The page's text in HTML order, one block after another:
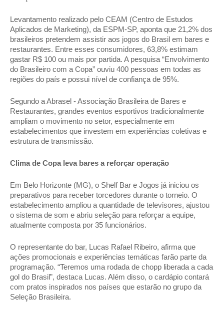
Levantamento realizado pelo CEAM (Centro de Estudos
Aplicados de Marketing), da ESPM-SP, aponta que 21,2% dos
brasileiros pretendem assistir aos jogos do Brasil em bares e
restaurantes. Entre esses consumidores, 63,8% estimam
gastar R$ 100 ou mais por partida. A pesquisa “Envolvimento
do Brasileiro com a Copa” ouviu 400 pessoas em todas as
regiões do país e possui nível de confiança de 95%.
Segundo a Abrasel - Associação Brasileira de Bares e
Restaurantes, grandes eventos esportivos tradicionalmente
ampliam o movimento no setor, especialmente em
estabelecimentos que investem em experiências coletivas e
estrutura de transmissão.
Clima de Copa leva bares a reforçar operação
Em Belo Horizonte (MG), o Shelf Bar e Jogos já iniciou os
preparativos para receber torcedores durante o torneio. O
estabelecimento ampliou a quantidade de televisores, ajustou
o sistema de som e abriu seleção para reforçar a equipe,
atualmente composta por 35 funcionários.
O representante do bar, Lucas Rafael Ribeiro, afirma que
ações promocionais e experiências temáticas farão parte da
programação. “Teremos uma rodada de chopp liberada a cada
gol do Brasil”, destaca Lucas. Além disso, o cardápio contará
com pratos inspirados nos países que estarão no grupo da
Seleção Brasileira.